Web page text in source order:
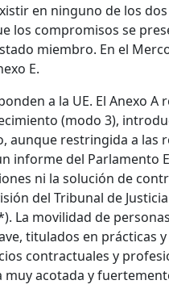
en ninguno de los
los compromisos se
miembro. En el
E.
a la UE. El Anexo
(modo 3),
aunque restringida a las
informe del Parlamento
ni la solución de
del Tribunal de
La movilidad de
titulados en prácticas
contractuales y
acotada y